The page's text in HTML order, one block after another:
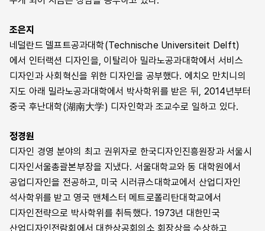
조은지
네덜란드 델프트공과대학(Technische Universiteit Delft)
에서 인터랙션 디자인을, 이탈리아 밀라노공과대학에서 서비스
디자인과 사회혁신을 위한 디자인을 공부했다. 에치오 만치니의
지도 아래 밀라노공과대학에서 박사학위를 받은 뒤, 2014년부터
중국 후난대학(湖南大学) 디자인학과 조교수로 일하고 있다.
정경원
디자인 경영 분야의 최고 권위자로 한국디자인진흥원장과 서울시
디자인서울총괄본부장을 지냈다. 서울대학교와 동 대학원에서
공업디자인을 전공하고, 미국 시러큐스대학교에서 산업디자인
석사학위를 받고 영국 맨체스터 메트로폴리탄대학교에서
디자인전략으로 박사학위를 취득했다. 1973년 대한민국
산업디자인전람회에서 대한상공회의소 회장상을 수상하고